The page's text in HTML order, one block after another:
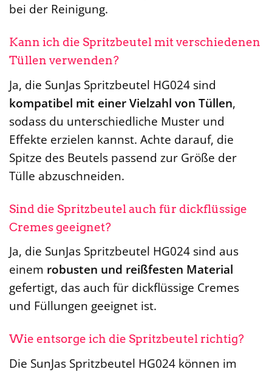
bei der Reinigung.
Kann ich die Spritzbeutel mit verschiedenen
Tüllen verwenden?
Ja, die SunJas Spritzbeutel HG024 sind
kompatibel mit einer Vielzahl von Tüllen,
sodass du unterschiedliche Muster und
Effekte erzielen kannst. Achte darauf, die
Spitze des Beutels passend zur Größe der
Tülle abzuschneiden.
Sind die Spritzbeutel auch für dickflüssige
Cremes geeignet?
Ja, die SunJas Spritzbeutel HG024 sind aus
einem robusten und reißfesten Material
gefertigt, das auch für dickflüssige Cremes
und Füllungen geeignet ist.
Wie entsorge ich die Spritzbeutel richtig?
Die SunJas Spritzbeutel HG024 können im